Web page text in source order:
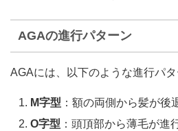
AGAの進行パターン
AGAには、以下のような進行パタ
M字型 ：額の両側から髪が後
O字型 ：頭頂部から薄毛が進